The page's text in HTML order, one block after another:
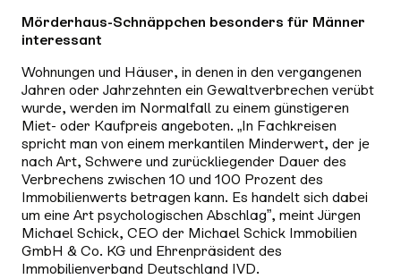
Mörderhaus-Schnäppchen besonders für Männer
interessant
Wohnungen und Häuser, in denen in den vergangenen
Jahren oder Jahrzehnten ein Gewaltverbrechen verübt
wurde, werden im Normalfall zu einem günstigeren
Miet- oder Kaufpreis angeboten. „In Fachkreisen
spricht man von einem merkantilen Minderwert, der je
nach Art, Schwere und zurückliegender Dauer des
Verbrechens zwischen 10 und 100 Prozent des
Immobilienwerts betragen kann. Es handelt sich dabei
um eine Art psychologischen Abschlag”, meint Jürgen
Michael Schick, CEO der Michael Schick Immobilien
GmbH & Co. KG und Ehrenpräsident des
Immobilienverband Deutschland IVD.